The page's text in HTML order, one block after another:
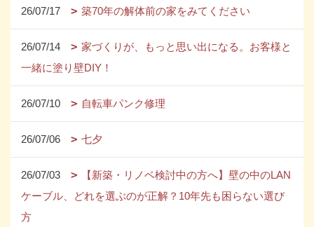
26/07/17 築70年の解体前の家をみてください
26/07/14
家づくりが、もっと思い出になる。お客様と
一緒に塗り壁DIY！
26/07/10 自転車パンク修理
26/07/06 七夕
26/07/03
【新築・リノベ検討中の方へ】壁の中のLAN
ケーブル、どれを選ぶのが正解？10年先も困らない選び
方